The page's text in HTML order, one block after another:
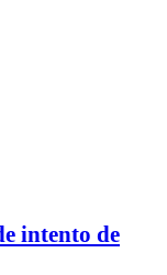
intento de